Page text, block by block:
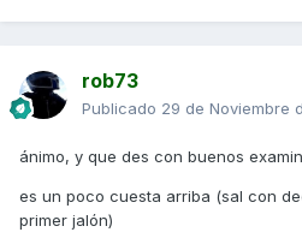
rob73
Publicado 29 de Noviembre
ánimo, y que des con buenos
es un poco cuesta arriba (sal con
primer jalón)